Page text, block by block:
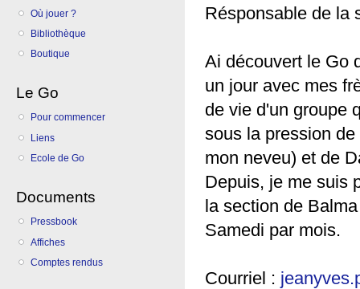
Où jouer ?
Bibliothèque
Boutique
Le Go
Pour commencer
Liens
Ecole de Go
Documents
Pressbook
Affiches
Comptes rendus
Résponsable de la
Ai découvert le Go
un jour avec mes
de vie d'un groupe
sous la pression
mon neveu) et de
Depuis, je me suis
la section de
Samedi par mois.
Courriel :